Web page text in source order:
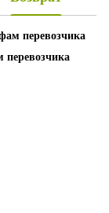
перевозчика
перевозчика